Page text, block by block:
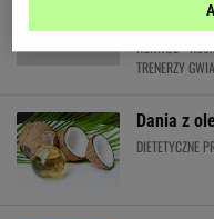
Sposoby
KOKTAJL
TRENERZY
Dania z
DIETETYCZNE